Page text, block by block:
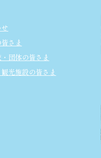
さま
団体の皆さま
光施設の皆さま